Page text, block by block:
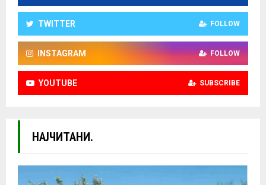
TWITTER FOLLOW
INSTAGRAM FOLLOW
YOUTUBE SUBSCRIBE
НАЈЧИТАНИ.